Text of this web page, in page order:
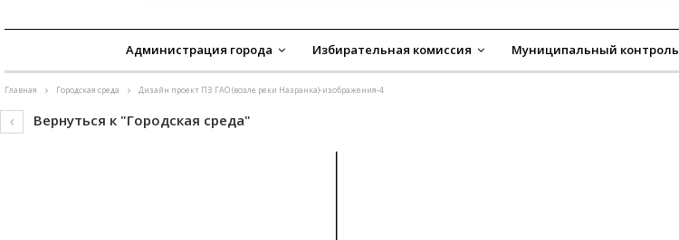
Администрация города Избирательная комиссия Муниципальный контроль
Главная Городская среда Дизайн проект ПЗ ГАО (возле реки Назранка)-изображения-4
Вернуться к "Городская среда"